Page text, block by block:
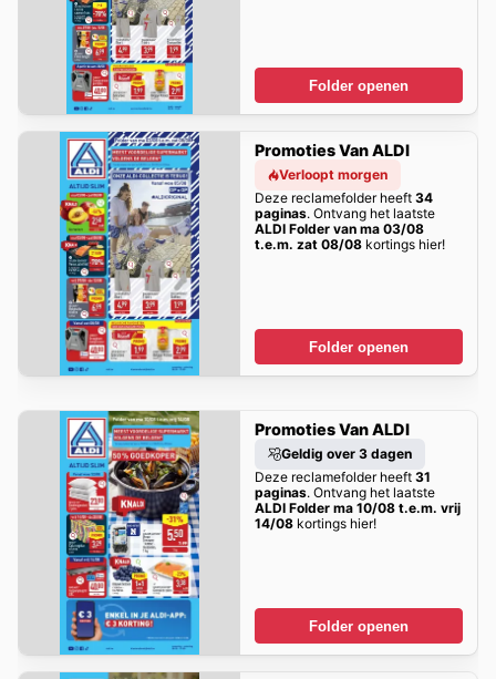
Folder openen
Promoties Van ALDI
Verloopt morgen
Deze reclamefolder heeft 34
paginas. Ontvang het laatste
ALDI Folder van ma 03/08
t.e.m. zat 08/08kortings hier!
Folder openen
Promoties Van ALDI
Geldig over 3 dagen
Deze reclamefolder heeft 31
paginas. Ontvang het laatste
ALDI Folder ma 10/08 t.e.m. vrij
14/08kortings hier!
Folder openen